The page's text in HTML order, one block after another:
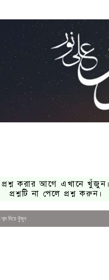
প্রশ্ন করার আগে এখানে খুঁজুন।
প্রশ্নটি না পেলে প্রশ্ন করুন।